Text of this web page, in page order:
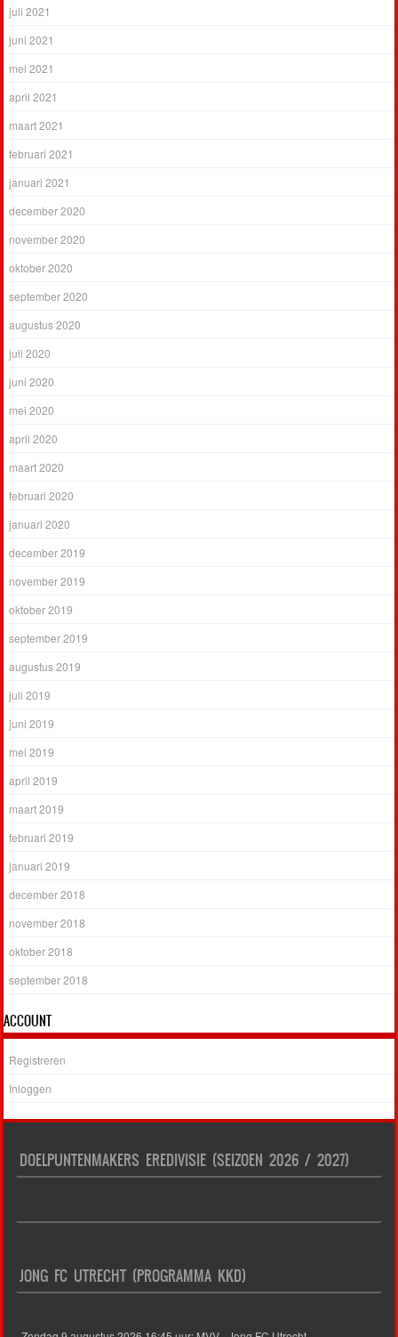
juli 2021
juni 2021
mei 2021
april 2021
maart 2021
februari 2021
januari 2021
december 2020
november 2020
oktober 2020
september 2020
augustus 2020
juli 2020
juni 2020
mei 2020
april 2020
maart 2020
februari 2020
januari 2020
december 2019
november 2019
oktober 2019
september 2019
augustus 2019
juli 2019
juni 2019
mei 2019
april 2019
maart 2019
februari 2019
januari 2019
december 2018
november 2018
oktober 2018
september 2018
ACCOUNT
Registreren
Inloggen
DOELPUNTENMAKERS EREDIVISIE (SEIZOEN 2026 / 2027)
JONG FC UTRECHT (PROGRAMMA KKD)